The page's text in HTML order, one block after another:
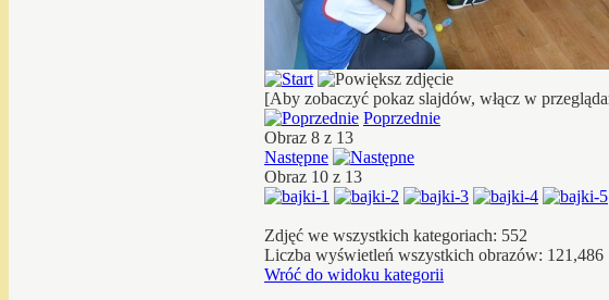
[Aby zobaczyć pokaz slajdów, włącz w
Poprzednie
Obraz 8 z 13
Następne
Obraz 10 z 13
Zdjęć we wszystkich kategoriach: 552
Liczba wyświetleń wszystkich obrazów: 121,486
Wróć do widoku kategorii